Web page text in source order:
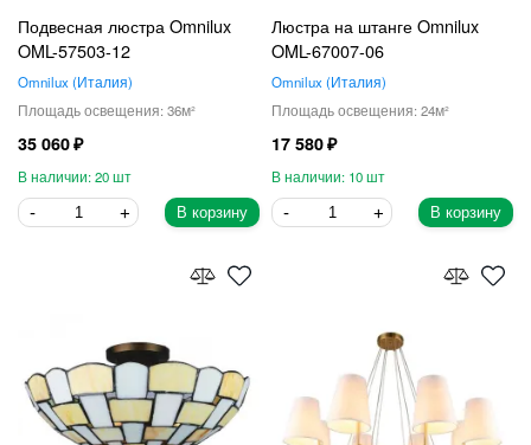
Подвесная люстра Omnilux
OML-57503-12
Omnilux Италия
36
35 060
20
В корзину
Люстра на штанге Omnilux
OML-67007-06
Omnilux Италия
24
17 580
10
В корзину